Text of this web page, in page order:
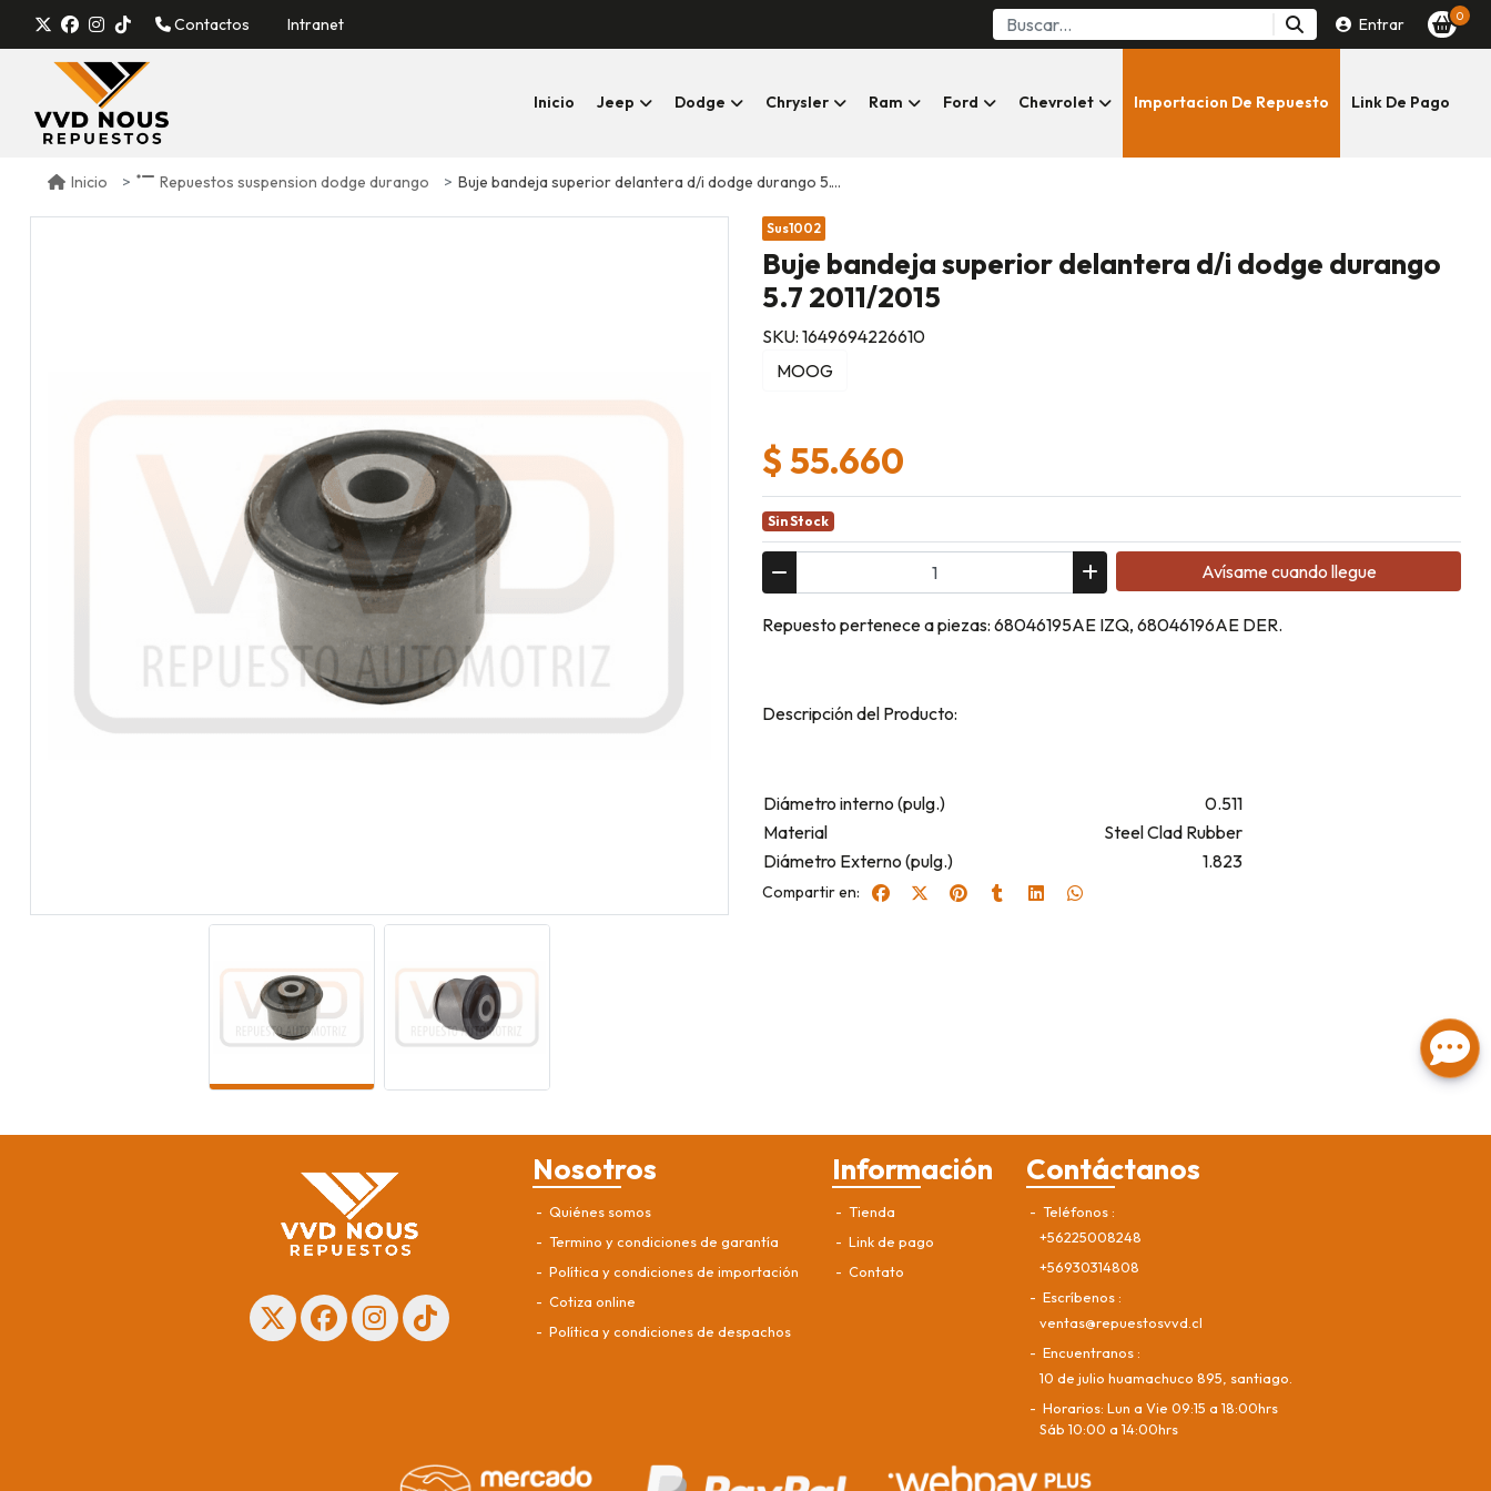
Contactos Intranet Entrar 0
Inicio Jeep Dodge Chrysler Ram Ford Chevrolet Importacion De Repuesto Link De Pago
Inicio Repuestos suspension dodge durango Buje bandeja superior delantera d/i dodge durango 5.7 2011/2015
Sus1002
Buje bandeja superior delantera d/i dodge durango
5.7 2011/2015
SKU: 1649694226610
MOOG
$ 55.660
Sin Stock
Avísame cuando llegue
Repuesto pertenece a piezas: 68046195AE IZQ, 68046196AE DER.
Descripción del Producto:
Diámetro interno (pulg.)
0.511
Material
Steel Clad Rubber
Diámetro Externo (pulg.)
1.823
Compartir en:
Nosotros
Quiénes somos
Termino y condiciones de garantía
Política y condiciones de importación
Cotiza online
Política y condiciones de despachos
Información
Tienda
Link de pago
Contato
Contáctanos
Teléfonos
+56225008248
+56930314808
Escríbenos
ventas@repuestosvvd.cl
Encuentranos
10 de julio huamachuco 895, santiago.
Horarios: Lun a Vie 09:15 a 18:00hrs
Sáb 10:00 a 14:00hrs